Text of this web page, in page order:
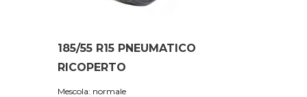
185/55 R15 PNEUMATICO
RICOPERTO
Mescola: normale